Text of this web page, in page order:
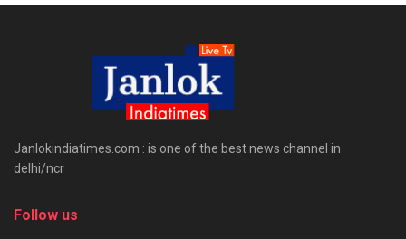
Janlokindiatimes.com : is one of the best news channel in
delhi/ncr
Follow us